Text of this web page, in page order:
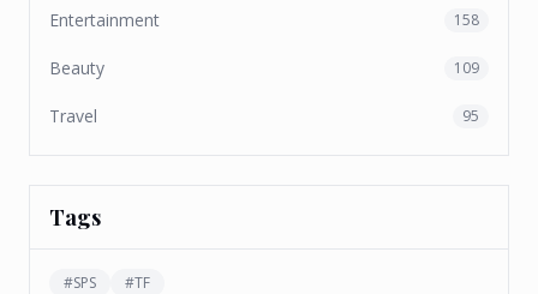
Entertainment 158
Beauty 109
Travel 95
Tags
#SPS #TF